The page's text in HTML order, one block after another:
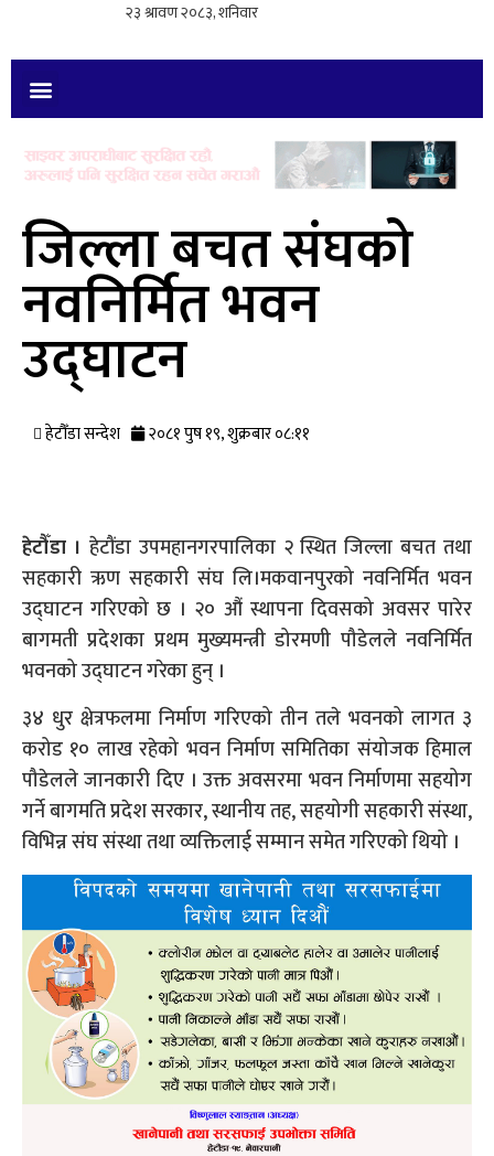
जिल्ला बचत संघको
नवनिर्मित भवन
उद्घाटन
हेटौँडा सन्देश २०८१ पुष १९, शुक्रबार ०८:११
हेटौँडा । हेटौंडा उपमहानगरपालिका २ स्थित जिल्ला बचत तथा
सहकारी ऋण सहकारी संघ लि।मकवानपुरको नवनिर्मित भवन
उद्घाटन गरिएको छ । २० औं स्थापना दिवसको अवसर पारेर
बागमती प्रदेशका प्रथम मुख्यमन्त्री डोरमणी पौडेलले नवनिर्मित
भवनको उद्घाटन गरेका हुन् ।
३४ धुर क्षेत्रफलमा निर्माण गरिएको तीन तले भवनको लागत ३
करोड १० लाख रहेको भवन निर्माण समितिका संयोजक हिमाल
पौडेलले जानकारी दिए । उक्त अवसरमा भवन निर्माणमा सहयोग
गर्ने बागमति प्रदेश सरकार, स्थानीय तह, सहयोगी सहकारी संस्था,
विभिन्न संघ संस्था तथा व्यक्तिलाई सम्मान समेत गरिएको थियो ।